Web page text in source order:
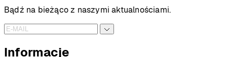
Bądź na bieżąco z naszymi aktualnościami.
Informacje